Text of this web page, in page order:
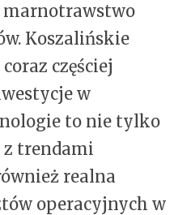
marnotrawstwo
Koszalińskie
częściej
w
to nie tylko
z trendami
realna
operacyjnych w